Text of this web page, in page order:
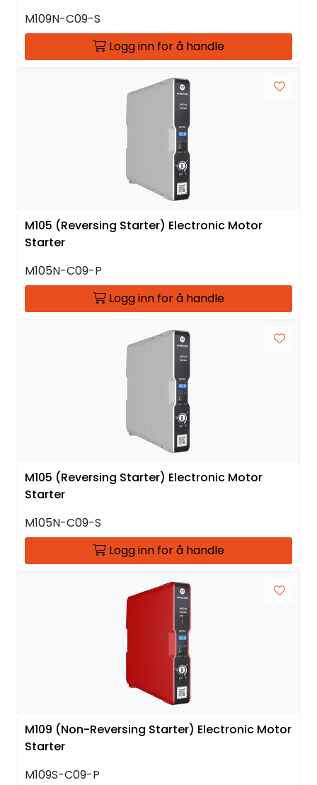
M109N-C09-S
Logg inn for å handle
M105 (Reversing Starter) Electronic Motor
Starter
M105N-C09-P
Logg inn for å handle
M105 (Reversing Starter) Electronic Motor
Starter
M105N-C09-S
Logg inn for å handle
M109 (Non-Reversing Starter) Electronic Motor
Starter
M109S-C09-P